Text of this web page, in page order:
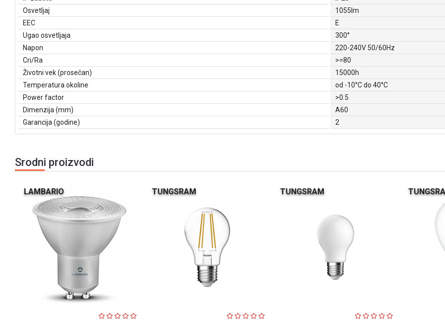
Osvetljaj
1055lm
EEC
E
Ugao osvetljaja
300°
Napon
220-240V 50/60Hz
Cri/Ra
>=80
Životni vek (prosečan)
15000h
Temperatura okoline
od -10°C do 40°C
Power factor
>0.5
Dimenzija (mm)
A60
Garancija (godine)
2
Srodni proizvodi
LAMBARIO TUNGSRAM TUNGSRAM